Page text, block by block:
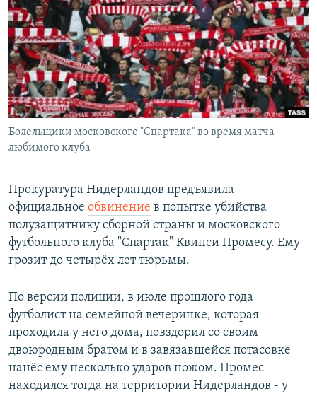
РАСПИСАНИЕ ВЕЩАНИЯ
ПОДПИШИТЕСЬ НА РАССЫЛКУ
СОЦИАЛЬНЫЕ СЕТИ
Болельщики московского "Спартака" во время матча
любимого клуба
Прокуратура Нидерландов предъявила
официальное обвинение в попытке убийства
полузащитнику сборной страны и московского
футбольного клуба "Спартак" Квинси Промесу. Ему
грозит до четырёх лет тюрьмы.
По версии полиции, в июле прошлого года
футболист на семейной вечеринке, которая
проходила у него дома, повздорил со своим
двоюродным братом и в завязавшейся потасовке
нанёс ему несколько ударов ножом. Промес
находился тогда на территории Нидерландов - у